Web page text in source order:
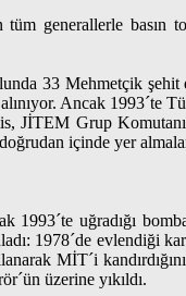
generallerle basın
33 Mehmetçik
Ancak 1993´te
JİTEM Grup
içinde yer
uğradığı
1978´de evlendiği
MİT´i
üzerine yıkıldı.